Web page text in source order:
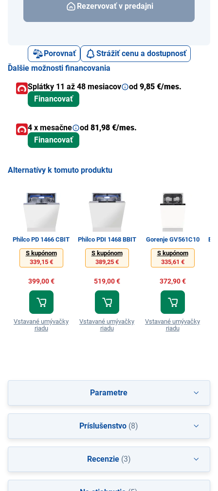
Rezervovať v predajni
Porovnať
Strážiť cenu a dostupnosť
Ďalšie možnosti financovania
Splátky 11 až 48 mesiacov
od 9,85 €/mes.
Financovať
4 x mesačne od 81,98 €/mes.
Financovať
Alternatívy k tomuto produktu
Philco PD 1466 CBIT
S kupónom
339,15 €
399,00 €
Vstavané umývačky
riadu
Philco PDI 1468 BBIT
S kupónom
389,25 €
519,00 €
Vstavané umývačky
riadu
Gorenje GV561C10
S kupónom
335,61 €
372,90 €
Vstavané umývačky
riadu
Parametre
Príslušenstvo (8)
Recenzie(3)